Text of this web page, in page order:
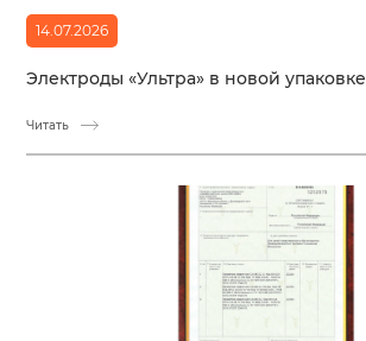
14.07.2026
Электроды «Ультра» в новой упаковке
Читать